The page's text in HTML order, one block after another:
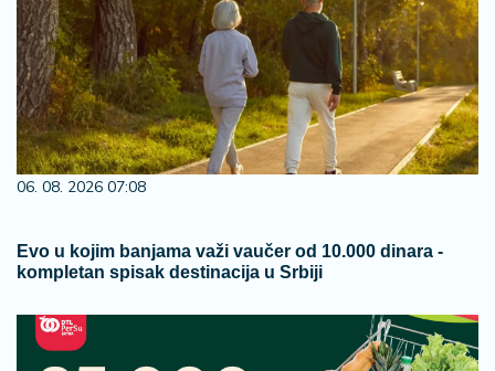
06. 08. 2026 07:08
Evo u kojim banjama važi vaučer od 10.000 dinara -
kompletan spisak destinacija u Srbiji